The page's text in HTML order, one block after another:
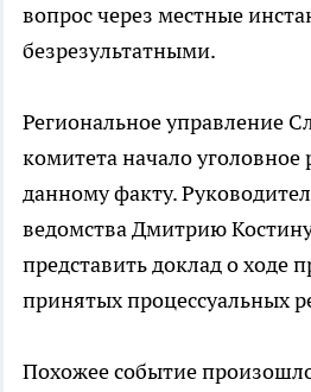
вопрос через местные
безрезультатными.
Региональное управление
комитета начало уголовное
данному факту.
ведомства Дмитрию
представить доклад о ходе
принятых процессуальных
Похожее событие